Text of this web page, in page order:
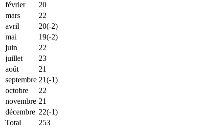
février
20
mars
22
avril
20(-2)
mai
19(-2)
juin
22
juillet
23
août
21
septembre 21(-1)
octobre
22
novembre 21
décembre 22(-1)
Total
253